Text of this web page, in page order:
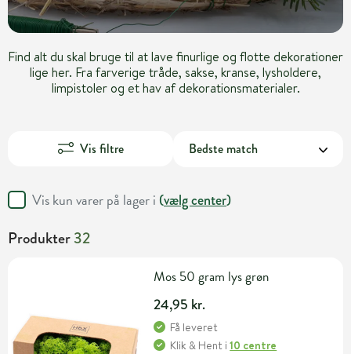
Find alt du skal bruge til at lave finurlige og flotte dekorationer
lige her. Fra farverige tråde, sakse, kranse, lysholdere,
limpistoler og et hav af dekorationsmaterialer.
Vis filtre
Vis kun varer på lager i (vælg center)
Produkter32
Mos 50 gram lys grøn
24,95 kr.
Få leveret
Klik & Hent i10 centre